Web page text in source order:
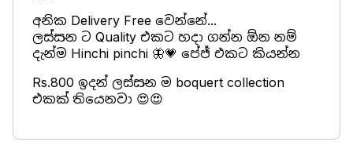
අනික Delivery Free වෙන්නේ...
ලස්සන ට Quality එකට හදා ගන්න ඕන නම්
දැන්ම Hinchi pinchi 🦋💗 පේජ් එකට කියන්න
Rs.800 ඉදන් ලස්සන ම boquert collection
එකක් තියෙනවා 😍😍